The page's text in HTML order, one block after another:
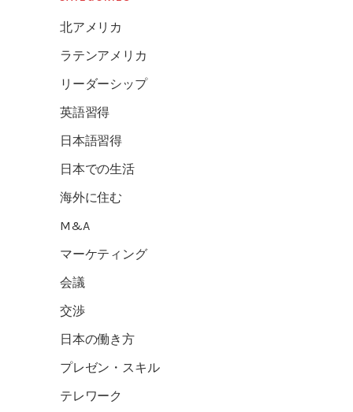
北アメリカ
ラテンアメリカ
リーダーシップ
英語習得
日本語習得
日本での生活
海外に住む
M&A
マーケティング
会議
交渉
日本の働き方
プレゼン・スキル
テレワーク